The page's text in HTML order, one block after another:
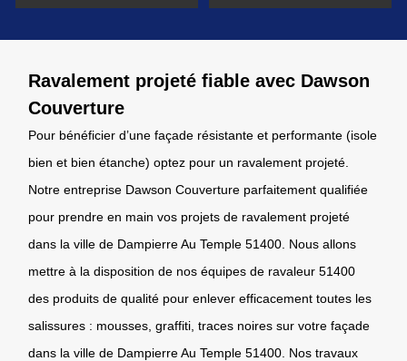
Ravalement projeté fiable avec Dawson
Couverture
Pour bénéficier d’une façade résistante et performante (isole
bien et bien étanche) optez pour un ravalement projeté.
Notre entreprise Dawson Couverture parfaitement qualifiée
pour prendre en main vos projets de ravalement projeté
dans la ville de Dampierre Au Temple 51400. Nous allons
mettre à la disposition de nos équipes de ravaleur 51400
des produits de qualité pour enlever efficacement toutes les
salissures : mousses, graffiti, traces noires sur votre façade
dans la ville de Dampierre Au Temple 51400. Nos travaux